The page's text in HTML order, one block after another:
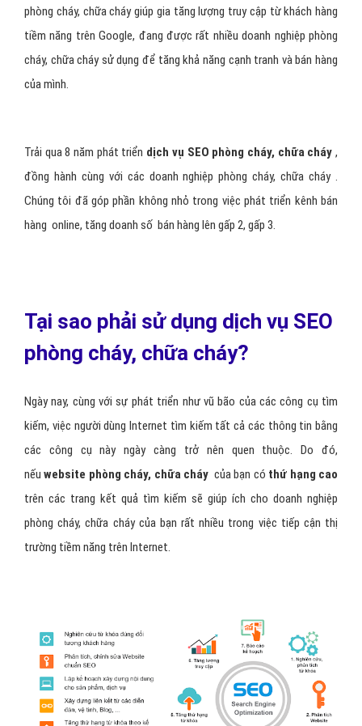
phòng cháy, chữa cháy giúp gia tăng lượng truy cập từ khách hàng
tiềm năng trên Google, đang được rất nhiều doanh nghiệp phòng
cháy, chữa cháy sử dụng để tăng khả năng cạnh tranh và bán hàng
của mình.
Trải qua 8 năm phát triển dịch vụ SEO phòng cháy, chữa cháy,
đồng hành cùng với các doanh nghiệp phòng cháy, chữa cháy .
Chúng tôi đã góp phần không nhỏ trong việc phát triển kênh bán
hàng online, tăng doanh số bán hàng lên gấp 2, gấp 3.
Tại sao phải sử dụng dịch vụ SEO
phòng cháy, chữa cháy?
Ngày nay, cùng với sự phát triển như vũ bão của các công cụ tìm
kiếm, việc người dùng Internet tìm kiếm tất cả các thông tin bằng
các công cụ này ngày càng trở nên quen thuộc. Do đó,
nếuwebsite phòng cháy, chữa cháy của bạn có thứ hạng cao
trên các trang kết quả tìm kiếm sẽ giúp ích cho doanh nghiệp
phòng cháy, chữa cháy của bạn rất nhiều trong việc tiếp cận thị
trường tiềm năng trên Internet.